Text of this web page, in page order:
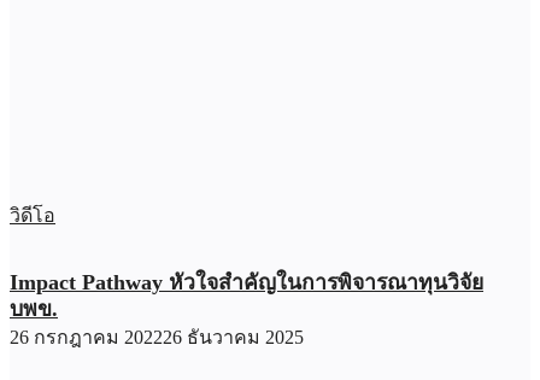
วิดีโอ
Impact Pathway หัวใจสำคัญในการพิจารณาทุนวิจัย
บพข.
26 กรกฎาคม 202226 ธันวาคม 2025